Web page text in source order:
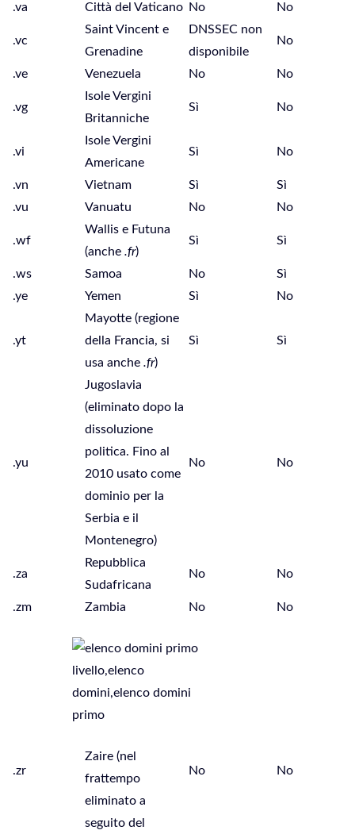
.va
Città del Vaticano No No
.vc
Saint Vincent e
Grenadine
DNSSEC non
disponibile
No
.ve Venezuela No No
.vg
Isole Vergini
Britanniche
Sì No
.vi
Isole Vergini
Americane
Sì No
.vn Vietnam Sì
Sì
.vu
Vanuatu No No
.wf
Wallis e Futuna
(anche .fr)
Sì Sì
.ws Samoa No
Sì
.ye
Yemen Sì No
.yt
Mayotte (regione
della Francia, si
usa anche .fr)
Sì Sì
.yu
Jugoslavia
(eliminato dopo la
dissoluzione
politica. Fino al
2010 usato come
dominio per la
Serbia e il
Montenegro)
No No
.za
Repubblica
Sudafricana
No No
.zm Zambia No No
.zr
Zaire (nel
frattempo
eliminato a
seguito del
No No